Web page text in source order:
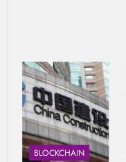
BLOCKCHAIN